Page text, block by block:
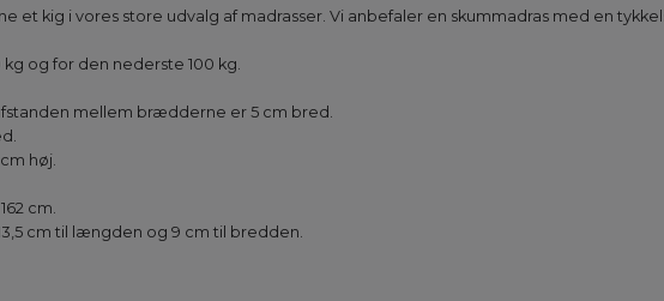
et kig i vores store udvalg af madrasser. Vi anbefaler en skummadras med en
og for den nederste 100 kg.
mellem brædderne er 5 cm bred.
høj.
cm.
cm til længden og 9 cm til bredden.